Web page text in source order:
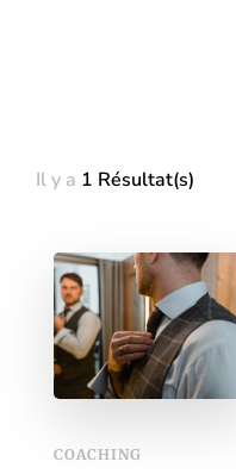
Il y a 1 Résultat(s)
COACHING